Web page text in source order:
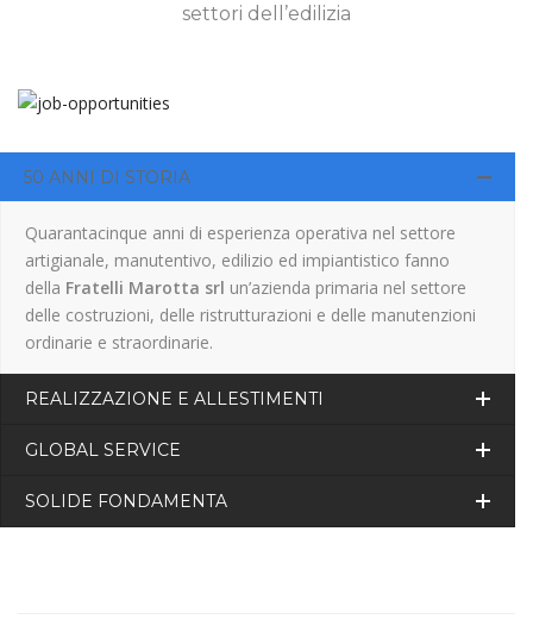
settori dell’edilizia
50 ANNI DI STORIA
Quarantacinque anni di esperienza operativa nel settore
artigianale, manutentivo, edilizio ed impiantistico fanno
della Fratelli Marotta srl un’azienda primaria nel settore
delle costruzioni, delle ristrutturazioni e delle manutenzioni
ordinarie e straordinarie.
REALIZZAZIONE E ALLESTIMENTI
GLOBAL SERVICE
SOLIDE FONDAMENTA